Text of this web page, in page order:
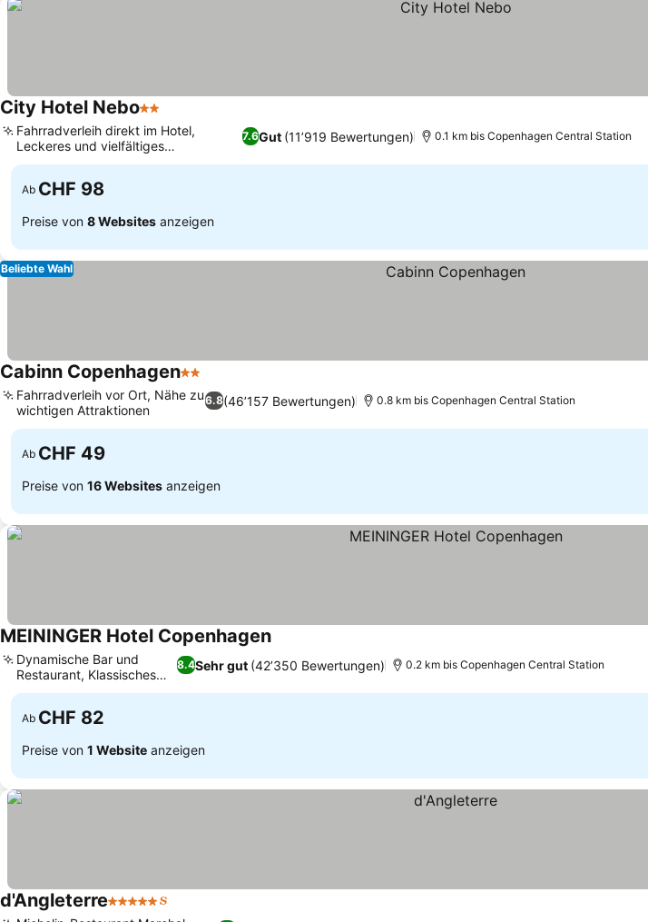
City Hotel Nebo2 Sterne
7.6Gut (11’919 Bewertungen)
Fahrradverleih direkt im Hotel,
Leckeres und vielfältiges
Frühstücksbuffet
0.1 km bis Copenhagen Central Station
Ab CHF 98
Preise von 8 Websites anzeigen
Beliebte Wahl
Cabinn Copenhagen2 Sterne
6.8(46’157 Bewertungen)
Fahrradverleih vor Ort, Nähe zu
wichtigen Attraktionen
0.8 km bis Copenhagen Central Station
Ab CHF 49
Preise von 16 Websites anzeigen
MEININGER Hotel Copenhagen
8.4Sehr gut (42’350 Bewertungen)
Dynamische Bar und
Restaurant, Klassisches
Kino
0.2 km bis Copenhagen Central Station
Ab CHF 82
Preise von 1 Website anzeigen
d'Angleterre5 Sterne